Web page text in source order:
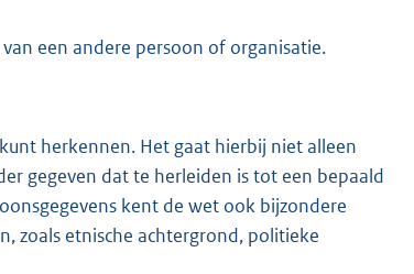
een andere persoon of organisatie.
herkennen. Het gaat hierbij niet alleen
gegeven dat te herleiden is tot een bepaald
kent de wet ook bijzondere
zoals etnische achtergrond, politieke